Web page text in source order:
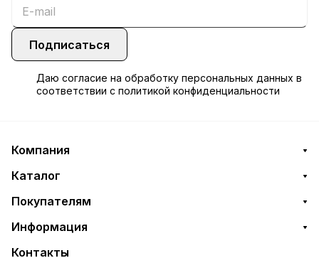
Подписаться
Даю согласие на обработку персональных данных в
соответствии с политикой конфиденциальности
Компания
Каталог
Покупателям
Информация
Контакты